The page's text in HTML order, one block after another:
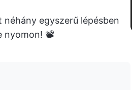
egyszerű lépésben
nyomon! 📽️